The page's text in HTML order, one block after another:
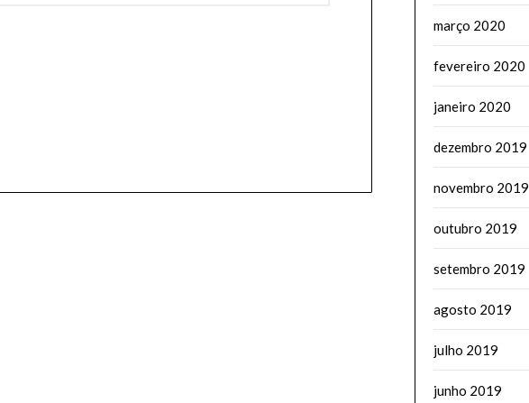
março 2020
fevereiro 2020
janeiro 2020
dezembro 2019
novembro 2019
outubro 2019
setembro 2019
agosto 2019
julho 2019
junho 2019